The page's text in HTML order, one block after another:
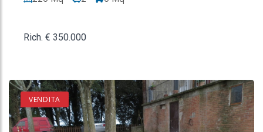
Rich. € 350.000
VENDITA